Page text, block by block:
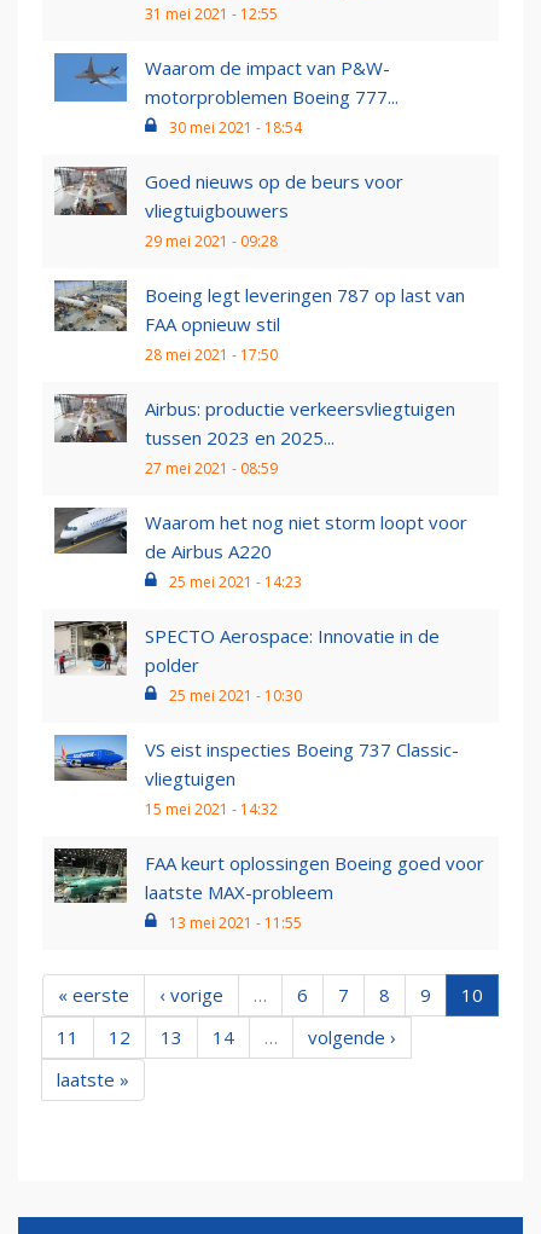
31 mei 2021 - 12:55
Waarom de impact van P&W-
motorproblemen Boeing 777...
30 mei 2021 - 18:54
Goed nieuws op de beurs voor
vliegtuigbouwers
29 mei 2021 - 09:28
Boeing legt leveringen 787 op last van
FAA opnieuw stil
28 mei 2021 - 17:50
Airbus: productie verkeersvliegtuigen
tussen 2023 en 2025...
27 mei 2021 - 08:59
Waarom het nog niet storm loopt voor
de Airbus A220
25 mei 2021 - 14:23
SPECTO Aerospace: Innovatie in de
polder
25 mei 2021 - 10:30
VS eist inspecties Boeing 737 Classic-
vliegtuigen
15 mei 2021 - 14:32
FAA keurt oplossingen Boeing goed voor
laatste MAX-probleem
13 mei 2021 - 11:55
« eerste ‹ vorige … 6 7 8 9
10
11
12 13 14 …
volgende ›
laatste »